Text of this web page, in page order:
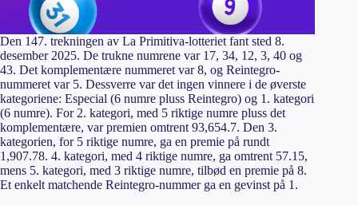
Den 147. trekningen av La Primitiva-lotteriet fant sted 8.
desember 2025. De trukne numrene var 17, 34, 12, 3, 40 og
43. Det komplementære nummeret var 8, og Reintegro-
nummeret var 5. Dessverre var det ingen vinnere i de øverste
kategoriene: Especial (6 numre pluss Reintegro) og 1. kategori
(6 numre). For 2. kategori, med 5 riktige numre pluss det
komplementære, var premien omtrent 93,654.7. Den 3.
kategorien, for 5 riktige numre, ga en premie på rundt
1,907.78. 4. kategori, med 4 riktige numre, ga omtrent 57.15,
mens 5. kategori, med 3 riktige numre, tilbød en premie på 8.
Et enkelt matchende Reintegro-nummer ga en gevinst på 1.